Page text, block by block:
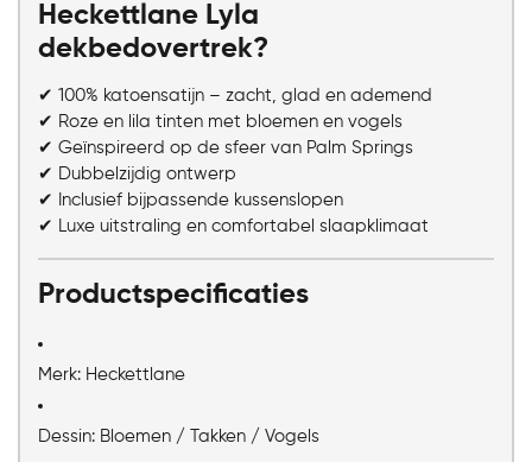
Heckettlane Lyla
dekbedovertrek?
✔ 100% katoensatijn – zacht, glad en ademend
✔ Roze en lila tinten met bloemen en vogels
✔ Geïnspireerd op de sfeer van Palm Springs
✔ Dubbelzijdig ontwerp
✔ Inclusief bijpassende kussenslopen
✔ Luxe uitstraling en comfortabel slaapklimaat
Productspecificaties
Merk: Heckettlane
Dessin: Bloemen / Takken / Vogels